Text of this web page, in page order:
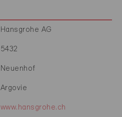
Hansgrohe AG
5432
Neuenhof
Argovie
www.hansgrohe.ch